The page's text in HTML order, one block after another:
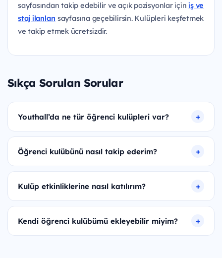
sayfasından takip edebilir ve açık pozisyonlar içiniş ve
staj ilanları sayfasına geçebilirsin. Kulüpleri keşfetmek
ve takip etmek ücretsizdir.
Sıkça Sorulan Sorular
Youthall’da ne tür öğrenci kulüpleri var?
Öğrenci kulübünü nasıl takip ederim?
Kulüp etkinliklerine nasıl katılırım?
Kendi öğrenci kulübümü ekleyebilir miyim?